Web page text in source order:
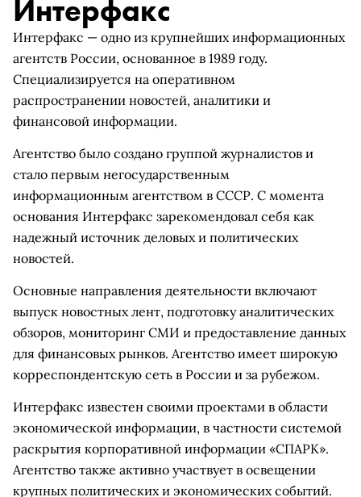
Интерфакс
Интерфакс — одно из крупнейших информационных
агентств России, основанное в 1989 году.
Специализируется на оперативном
распространении новостей, аналитики и
финансовой информации.
Агентство было создано группой журналистов и
стало первым негосударственным
информационным агентством в СССР. С момента
основания Интерфакс зарекомендовал себя как
надежный источник деловых и политических
новостей.
Основные направления деятельности включают
выпуск новостных лент, подготовку аналитических
обзоров, мониторинг СМИ и предоставление данных
для финансовых рынков. Агентство имеет широкую
корреспондентскую сеть в России и за рубежом.
Интерфакс известен своими проектами в области
экономической информации, в частности системой
раскрытия корпоративной информации «СПАРК».
Агентство также активно участвует в освещении
крупных политических и экономических событий.